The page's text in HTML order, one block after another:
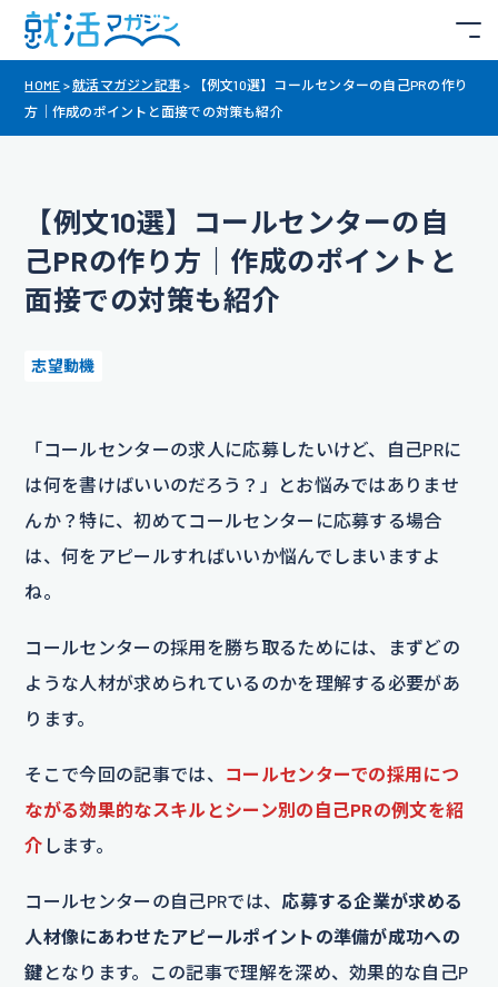
HOME >就活マガジン記事 >
【例文10選】コールセンターの自己PRの作り
方｜作成のポイントと面接での対策も紹介
【例文10選】コールセンターの自
己PRの作り方｜作成のポイントと
面接での対策も紹介
志望動機
「コールセンターの求人に応募したいけど、自己PRに
は何を書けばいいのだろう？」とお悩みではありませ
んか？特に、初めてコールセンターに応募する場合
は、何をアピールすればいいか悩んでしまいますよ
ね。
コールセンターの採用を勝ち取るためには、まずどの
ような人材が求められているのかを理解する必要があ
ります。
そこで今回の記事では、
コールセンターでの採用につ
ながる効果的なスキルとシーン別の自己PRの例文を紹
介 します。
コールセンターの自己PRでは、 応募する企業が求める
人材像にあわせたアピールポイントの準備が成功への
鍵 となります。この記事で理解を深め、効果的な自己P